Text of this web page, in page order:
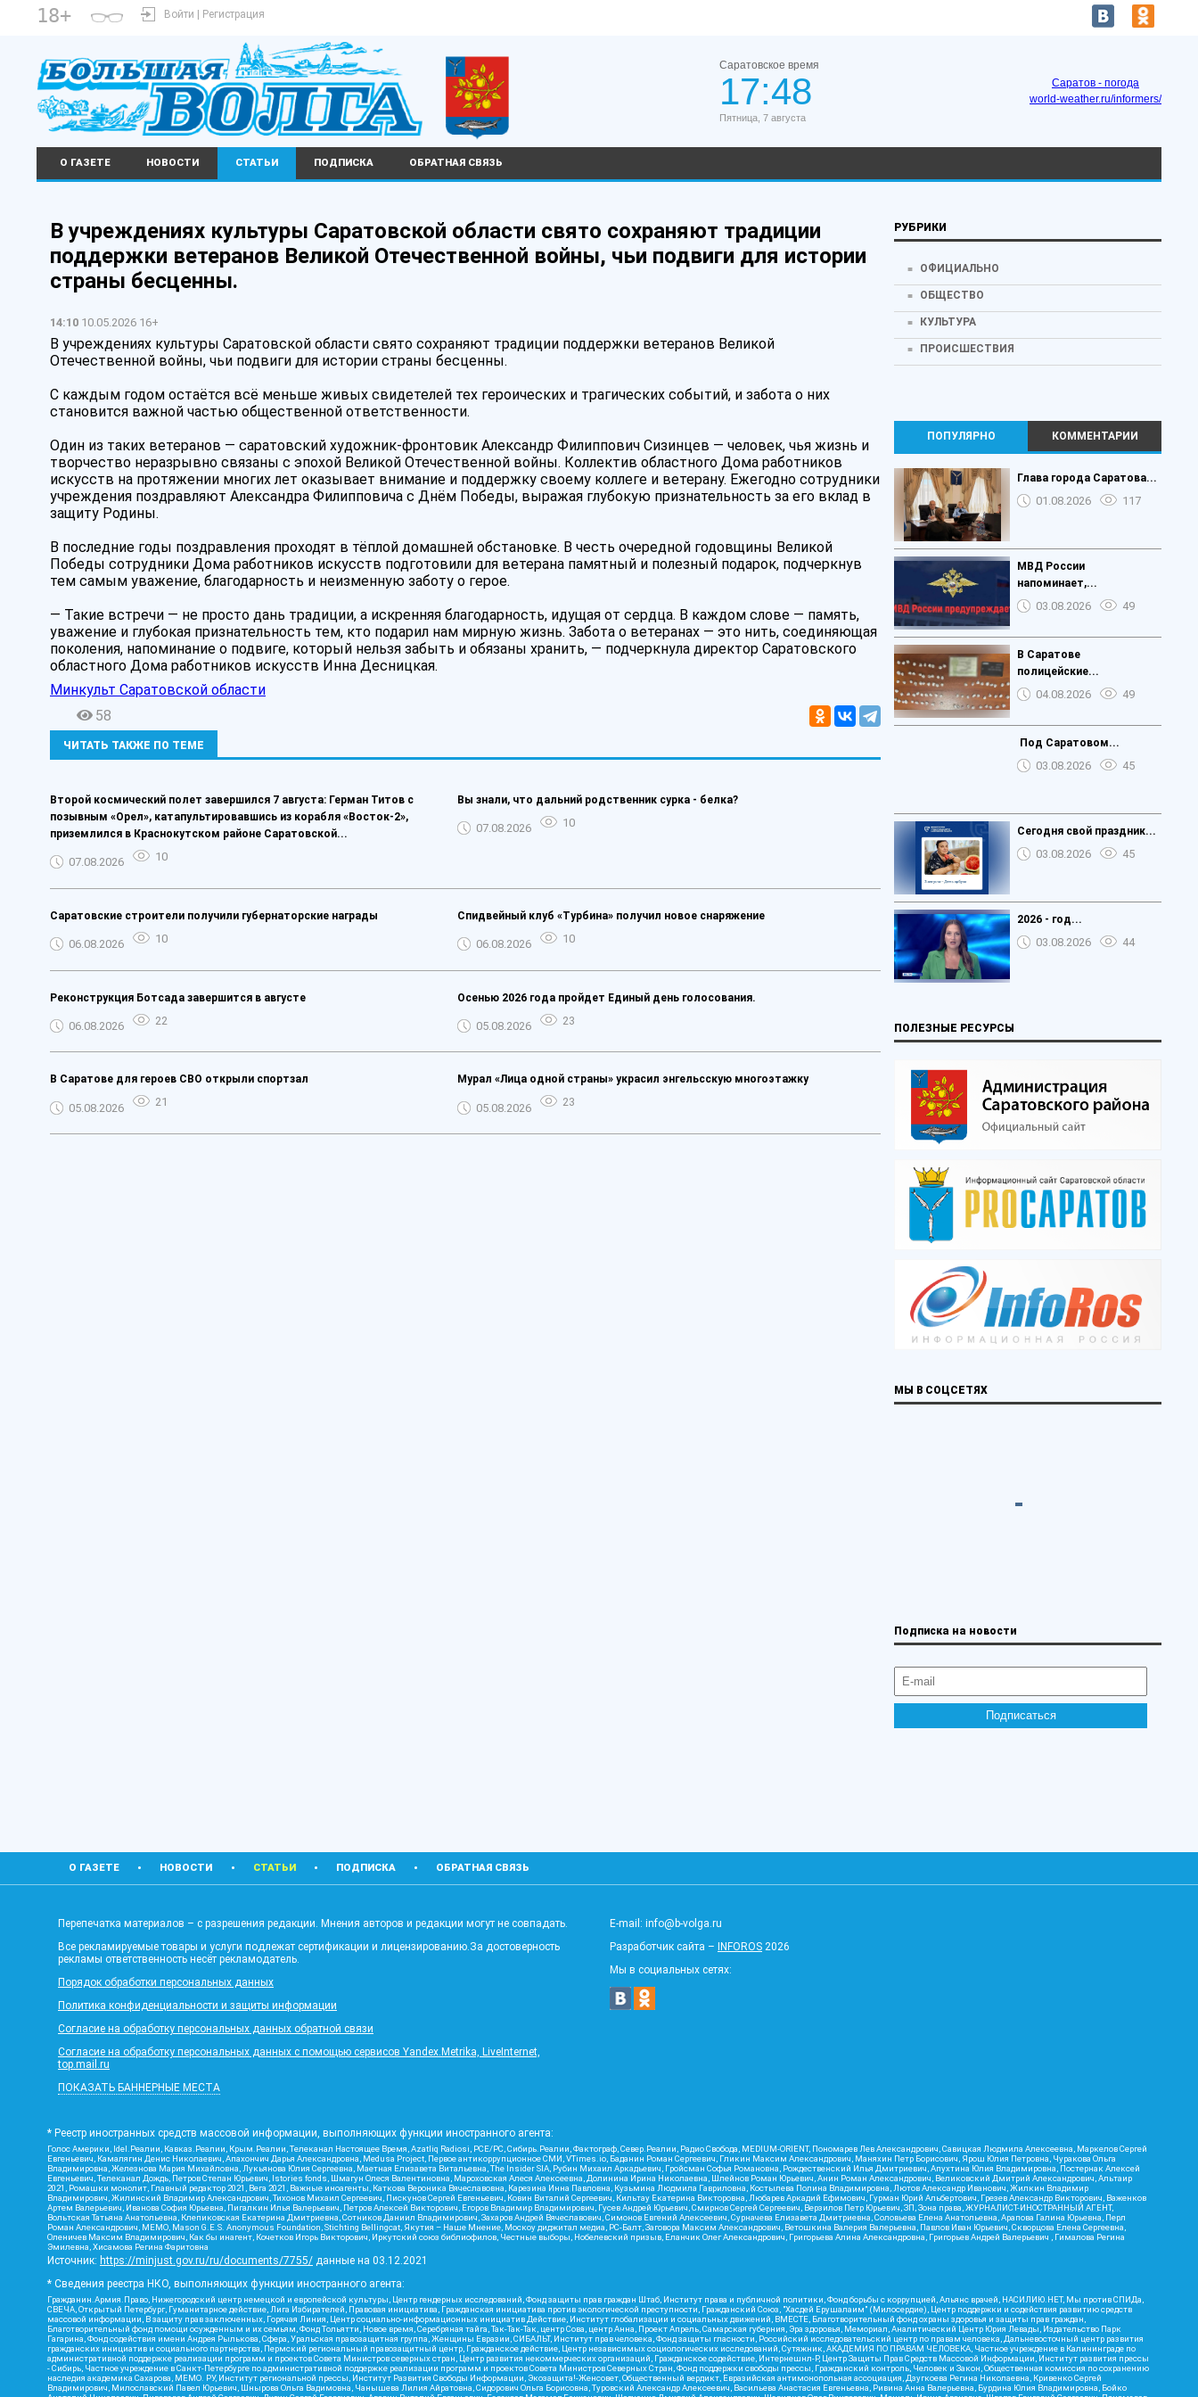
18+ Войти | Регистрация
Саратовское время
17:48
Пятница, 7 августа
Саратов - погода
world-weather.ru/informers/
О ГАЗЕТЕ НОВОСТИ СТАТЬИ ПОДПИСКА ОБРАТНАЯ СВЯЗЬ
В учреждениях культуры Саратовской области свято сохраняют традиции
поддержки ветеранов Великой Отечественной войны, чьи подвиги для истории
страны бесценны.
14:10 10.05.2026 16+
В учреждениях культуры Саратовской области свято сохраняют традиции поддержки ветеранов Великой
Отечественной войны, чьи подвиги для истории страны бесценны.
С каждым годом остаётся всё меньше живых свидетелей тех героических и трагических событий, и забота о них
становится важной частью общественной ответственности.
Один из таких ветеранов — саратовский художник-фронтовик Александр Филиппович Сизинцев — человек, чья жизнь и
творчество неразрывно связаны с эпохой Великой Отечественной войны. Коллектив областного Дома работников
искусств на протяжении многих лет оказывает внимание и поддержку своему коллеге и ветерану. Ежегодно сотрудники
учреждения поздравляют Александра Филипповича с Днём Победы, выражая глубокую признательность за его вклад в
защиту Родины.
В последние годы поздравления проходят в тёплой домашней обстановке. В честь очередной годовщины Великой
Победы сотрудники Дома работников искусств подготовили для ветерана памятный и полезный подарок, подчеркнув
тем самым уважение, благодарность и неизменную заботу о герое.
— Такие встречи — не просто дань традиции, а искренняя благодарность, идущая от сердца. В каждом слове — память,
уважение и глубокая признательность тем, кто подарил нам мирную жизнь. Забота о ветеранах — это нить, соединяющая
поколения, напоминание о подвиге, который нельзя забыть и обязаны хранить, — подчеркнула директор Саратовского
областного Дома работников искусств Инна Десницкая.
Минкульт Саратовской области
58
ЧИТАТЬ ТАКЖЕ ПО ТЕМЕ
Второй космический полет завершился 7 августа: Герман Титов с
позывным «Орел», катапультировавшись из корабля «Восток-2»,
приземлился в Краснокутском районе Саратовской...
07.08.2026 10
Вы знали, что дальний родственник сурка - белка?
07.08.2026 10
Саратовские строители получили губернаторские награды
06.08.2026 10
Спидвейный клуб «Турбина» получил новое снаряжение
06.08.2026 10
Реконструкция Ботсада завершится в августе
06.08.2026 22
Осенью 2026 года пройдет Единый день голосования.
05.08.2026 23
В Саратове для героев СВО открыли спортзал
05.08.2026 21
Мурал «Лица одной страны» украсил энгельсскую многоэтажку
05.08.2026 23
РУБРИКИ
ОФИЦИАЛЬНО
ОБЩЕСТВО
КУЛЬТУРА
ПРОИСШЕСТВИЯ
ПОПУЛЯРНО КОММЕНТАРИИ
️Глава города Саратова...
01.08.2026 117
МВД России
напоминает,...
03.08.2026 49
В Саратове
полицейские...
04.08.2026 49
️ Под Саратовом...
03.08.2026 45
Сегодня свой праздник...
03.08.2026 45
2026 - год...
03.08.2026 44
ПОЛЕЗНЫЕ РЕСУРСЫ
МЫ В СОЦСЕТЯХ
Подписка на новости
О ГАЗЕТЕ НОВОСТИ СТАТЬИ ПОДПИСКА ОБРАТНАЯ СВЯЗЬ
Перепечатка материалов – с разрешения редакции. Мнения авторов и редакции могут не совпадать.
Все рекламируемые товары и услуги подлежат сертификации и лицензированию.За достоверность
рекламы ответственность несёт рекламодатель.
Порядок обработки персональных данных
Политика конфиденциальности и защиты информации
Согласие на обработку персональных данных обратной связи
Согласие на обработку персональных данных с помощью сервисов Yandex.Metrika, LiveInternet,
top.mail.ru
ПОКАЗАТЬ БАННЕРНЫЕ МЕСТА
E-mail: info@b-volga.ru
Разработчик сайта –
INFOROS 2026
Мы в социальных сетях:
* Реестр иностранных средств массовой информации, выполняющих функции иностранного агента:
Голос Америки, Idel.Реалии, Кавказ.Реалии, Крым.Реалии, Телеканал Настоящее Время, Azatliq Radiosi, PCE/PC, Сибирь.Реалии, Фактограф, Север.Реалии, Радио Свобода, MEDIUM-ORIENT, Пономарев Лев Александрович, Савицкая Людмила Алексеевна, Маркелов Сергей
Евгеньевич, Камалягин Денис Николаевич, Апахончич Дарья Александровна, Medusa Project, Первое антикоррупционное СМИ, VTimes.io, Баданин Роман Сергеевич, Гликин Максим Александрович, Маняхин Петр Борисович, Ярош Юлия Петровна, Чуракова Ольга
Владимировна, Железнова Мария Михайловна, Лукьянова Юлия Сергеевна, Маетная Елизавета Витальевна, The Insider SIA, Рубин Михаил Аркадьевич, Гройсман Софья Романовна, Рождественский Илья Дмитриевич, Апухтина Юлия Владимировна, Постернак Алексей
Евгеньевич, Телеканал Дождь, Петров Степан Юрьевич, Istories fonds, Шмагун Олеся Валентиновна, Мароховская Алеся Алексеевна, Долинина Ирина Николаевна, Шлейнов Роман Юрьевич, Анин Роман Александрович, Великовский Дмитрий Александрович, Альтаир
2021, Ромашки монолит, Главный редактор 2021, Вега 2021, Важные иноагенты, Каткова Вероника Вячеславовна, Карезина Инна Павловна, Кузьмина Людмила Гавриловна, Костылева Полина Владимировна, Лютов Александр Иванович, Жилкин Владимир
Владимирович, Жилинский Владимир Александрович, Тихонов Михаил Сергеевич, Пискунов Сергей Евгеньевич, Ковин Виталий Сергеевич, Кильтау Екатерина Викторовна, Любарев Аркадий Ефимович, Гурман Юрий Альбертович, Грезев Александр Викторович, Важенков
Артем Валерьевич, Иванова София Юрьевна, Пигалкин Илья Валерьевич, Петров Алексей Викторович, Егоров Владимир Владимирович, Гусев Андрей Юрьевич, Смирнов Сергей Сергеевич, Верзилов Петр Юрьевич, ЗП, Зона права, ЖУРНАЛИСТ-ИНОСТРАННЫЙ АГЕНТ,
Вольтская Татьяна Анатольевна, Клепиковская Екатерина Дмитриевна, Сотников Даниил Владимирович, Захаров Андрей Вячеславович, Симонов Евгений Алексеевич, Сурначева Елизавета Дмитриевна, Соловьева Елена Анатольевна, Арапова Галина Юрьевна, Перл
Роман Александрович, МЕМО, Mason G.E.S. Anonymous Foundation, Stichting Bellingcat, Якутия – Наше Мнение, Москоу диджитал медиа, РС-Балт, Заговора Максим Александрович, Ветошкина Валерия Валерьевна, Павлов Иван Юрьевич, Скворцова Елена Сергеевна,
Оленичев Максим Владимирович, Как бы инагент, Кочетков Игорь Викторович, Иркутский союз библиофилов, Честные выборы, Нобелевский призыв, Еланчик Олег Александрович, Григорьева Алина Александровна, Григорьев Андрей Валерьевич , Гималова Регина
Эмилевна, Хисамова Регина Фаритовна
Источник: https://minjust.gov.ru/ru/documents/7755/ данные на 03.12.2021
* Сведения реестра НКО, выполняющих функции иностранного агента:
Гражданин.Армия.Право, Нижегородский центр немецкой и европейской культуры, Центр гендерных исследований, Фонд защиты прав граждан Штаб, Институт права и публичной политики, Фонд борьбы с коррупцией, Альянс врачей, НАСИЛИЮ.НЕТ, Мы против СПИДа,
СВЕЧА, Открытый Петербург, Гуманитарное действие, Лига Избирателей, Правовая инициатива, Гражданская инициатива против экологической преступности, Гражданский Союз, "Хасдей Ерушалаим" (Милосердие), Центр поддержки и содействия развитию средств
массовой информации, В защиту прав заключенных, Горячая Линия, Центр социально-информационных инициатив Действие, Институт глобализации и социальных движений, ВМЕСТЕ, Благотворительный фонд охраны здоровья и защиты прав граждан,
Благотворительный фонд помощи осужденным и их семьям, Фонд Тольятти, Новое время, Серебряная тайга, Так-Так-Так, центр Сова, центр Анна, Проект Апрель, Самарская губерния, Эра здоровья, Мемориал, Аналитический Центр Юрия Левады, Издательство Парк
Гагарина, Фонд содействия имени Андрея Рылькова, Сфера, Уральская правозащитная группа, Женщины Евразии, СИБАЛЬТ, Институт прав человека, Фонд защиты гласности, Российский исследовательский центр по правам человека, Дальневосточный центр развития
гражданских инициатив и социального партнерства, Пермский региональный правозащитный центр, Гражданское действие, Центр независимых социологических исследований, Сутяжник, АКАДЕМИЯ ПО ПРАВАМ ЧЕЛОВЕКА, Частное учреждение в Калининграде по
административной поддержке реализации программ и проектов Совета Министров северных стран, Центр развития некоммерческих организаций, Гражданское содействие, Интернешнл-Р, Центр Защиты Прав Средств Массовой Информации, Институт развития прессы
- Сибирь, Частное учреждение в Санкт-Петербурге по административной поддержке реализации программ и проектов Совета Министров Северных Стран, Фонд поддержки свободы прессы, Гражданский контроль, Человек и Закон, Общественная комиссия по сохранению
наследия академика Сахарова, МЕМО. РУ, Институт региональной прессы, Институт Развития Свободы Информации, Экозащита!-Женсовет, Общественный вердикт, Евразийская антимонопольная ассоциация, Дзугкоева Регина Николаевна, Кривенко Сергей
Владимирович, Милославский Павел Юрьевич, Шнырова Ольга Вадимовна, Чанышева Лилия Айратовна, Сидорович Ольга Борисовна, Туровский Александр Алексеевич, Васильева Анастасия Евгеньевна, Ривина Анна Валерьевна, Бурдина Юлия Владимировна, Бойко